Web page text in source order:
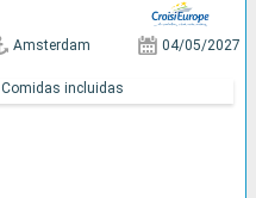
Amsterdam 04/05/2027
Comidas incluidas